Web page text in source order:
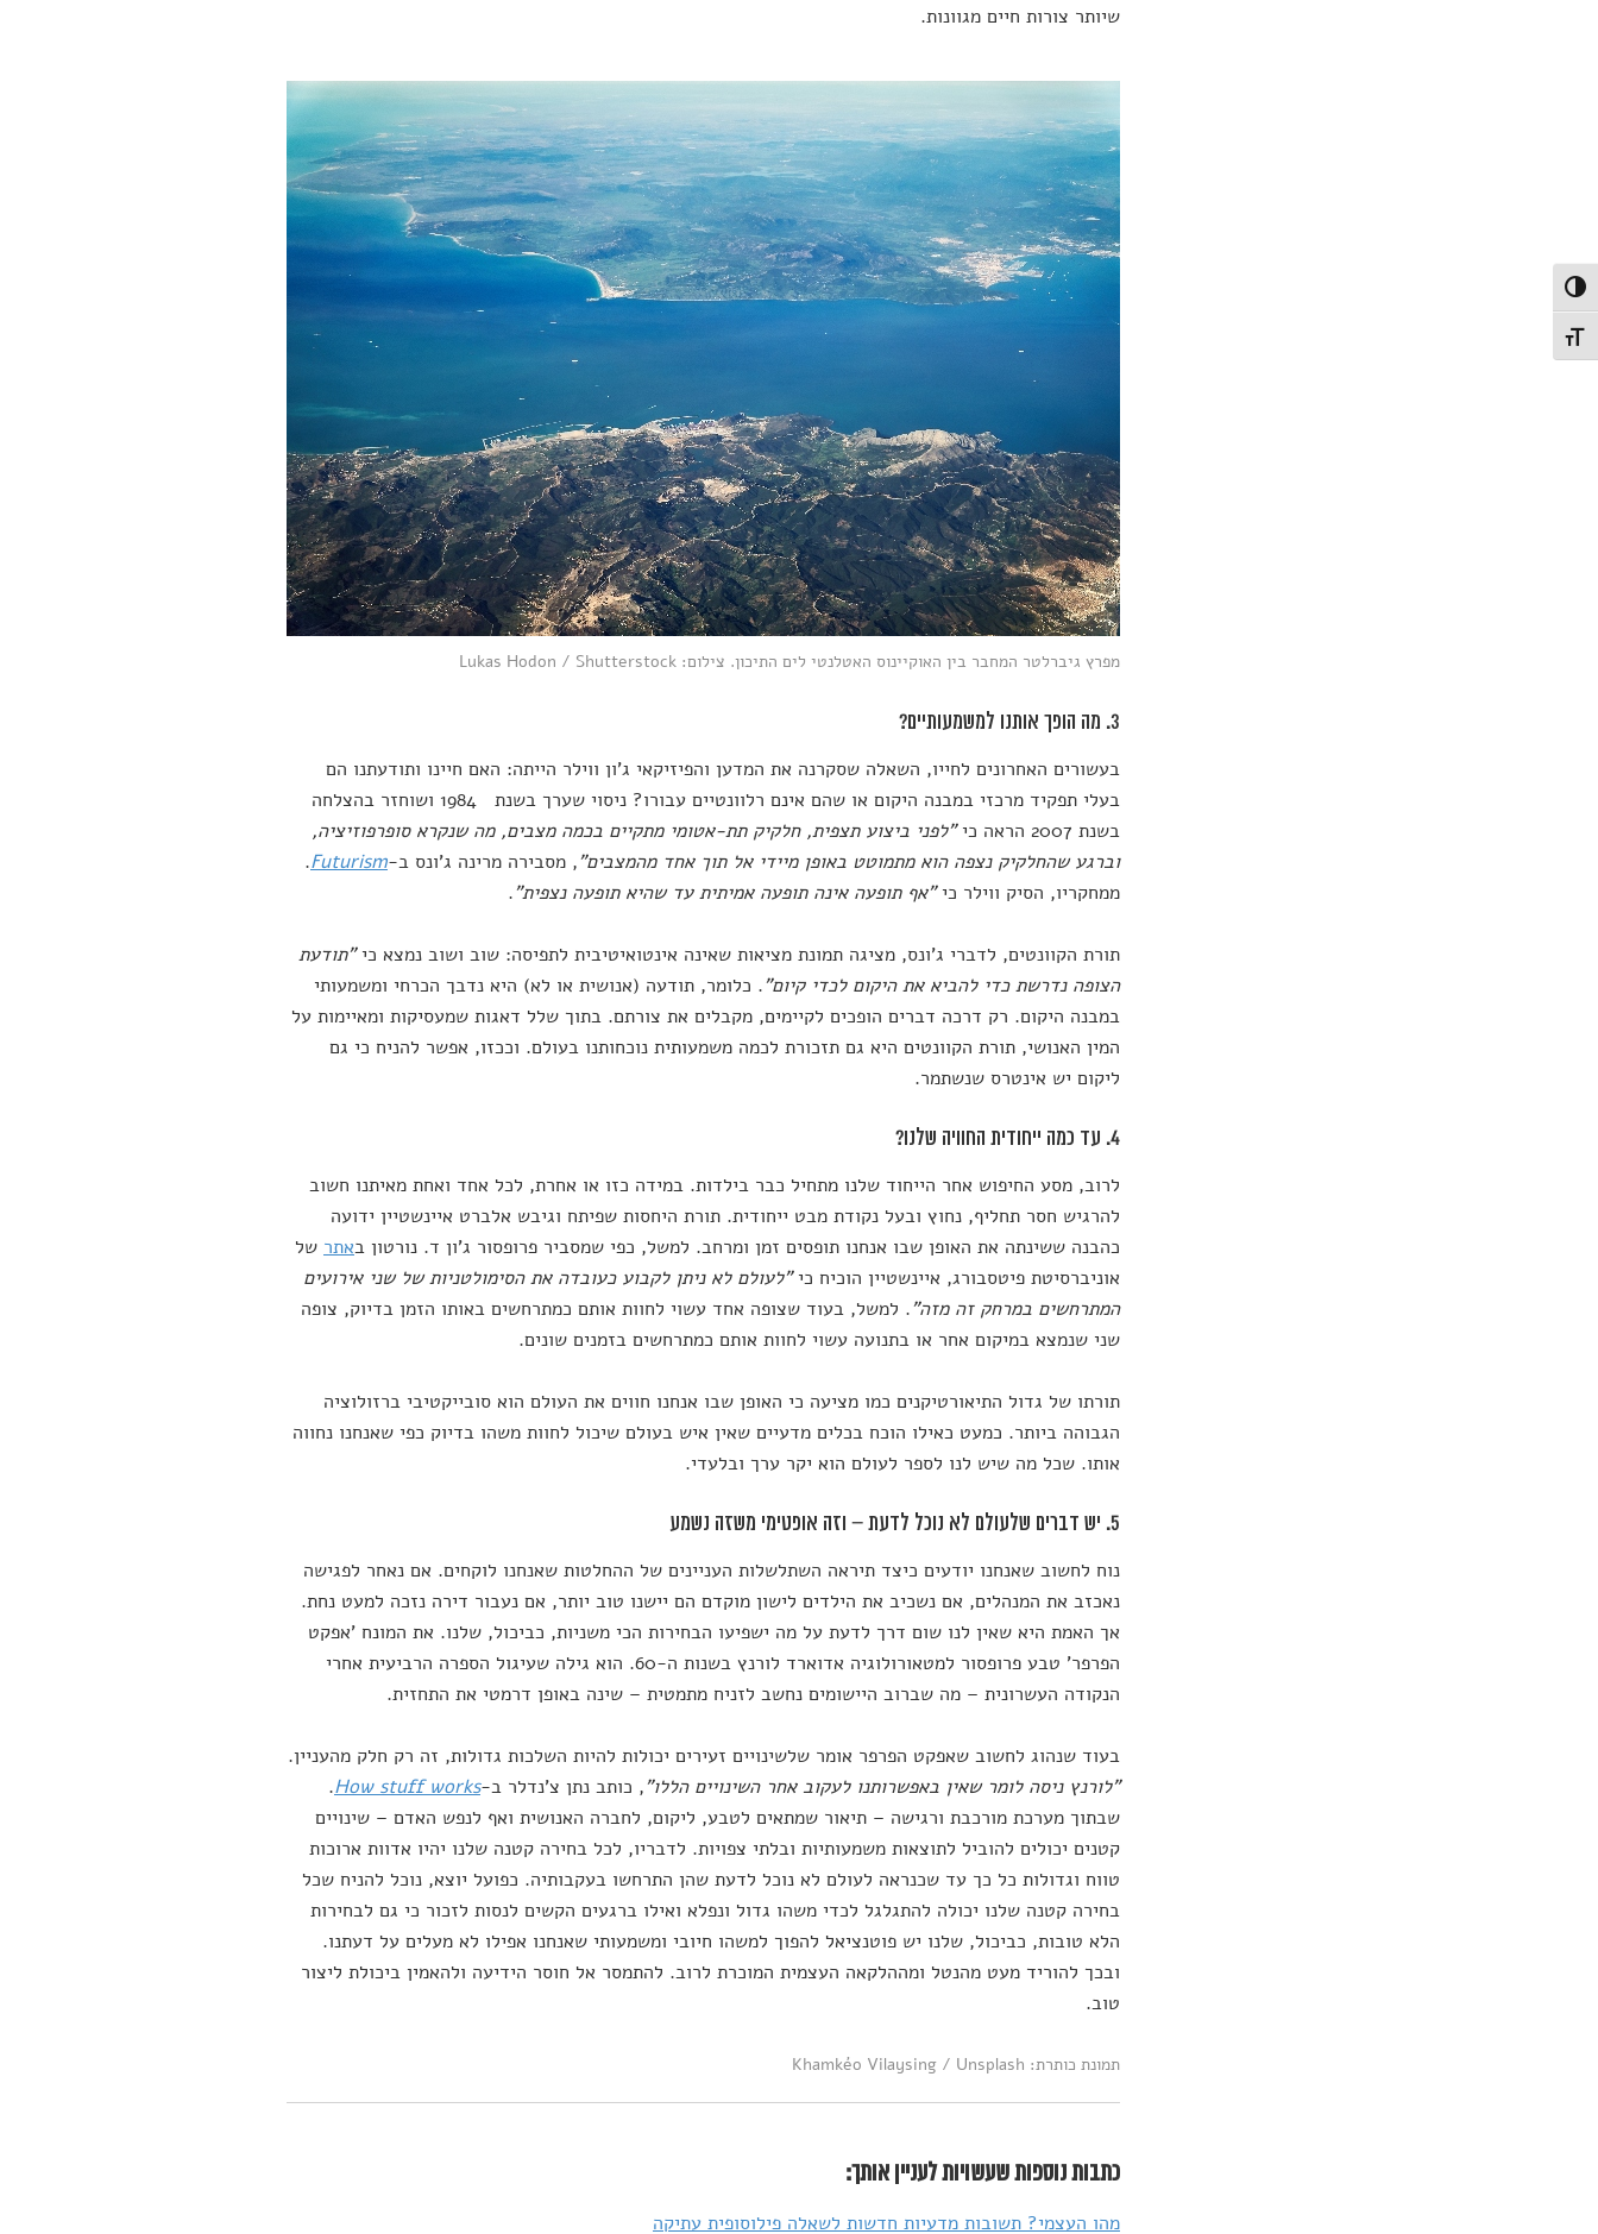
הפעל/כבה ניגודיות גבוהה
מתג גודל גופן
שיותר צורות חיים מגוונות.
מפרץ גיברלטר המחבר בין האוקיינוס האטלנטי לים התיכון. צילום: Lukas Hodon / Shutterstock
3. מה הופך אותנו למשמעותיים?
בעשורים האחרונים לחייו, השאלה שסקרנה את המדען והפיזיקאי ג'ון ווילר הייתה: האם חיינו ותודעתנו הם
בעלי תפקיד מרכזי במבנה היקום או שהם אינם רלוונטיים עבורו? ניסוי שערך בשנת 1984 ושוחזר בהצלחה
בשנת 2007 הראה כי
"לפני ביצוע תצפית, חלקיק תת-אטומי מתקיים בכמה מצבים, מה שנקרא סופרפוזיציה,
וברגע שהחלקיק נצפה הוא מתמוטט באופן מיידי אל תוך אחד מהמצבים", מסבירה מרינה ג'ונס ב-Futurism
.
ממחקריו, הסיק ווילר כי"אף תופעה אינה תופעה אמיתית עד שהיא תופעה נצפית".
תורת הקוונטים, לדברי ג'ונס, מציגה תמונת מציאות שאינה אינטואיטיבית לתפיסה: שוב ושוב נמצא כי"תודעת
הצופה נדרשת כדי להביא את היקום לכדי קיום". כלומר, תודעה (אנושית או לא) היא נדבך הכרחי ומשמעותי
במבנה היקום. רק דרכה דברים הופכים לקיימים, מקבלים את צורתם. בתוך שלל דאגות שמעסיקות ומאיימות על
המין האנושי, תורת הקוונטים היא גם תזכורת לכמה משמעותית נוכחותנו בעולם. וככזו, אפשר להניח כי גם
ליקום יש אינטרס שנשתמר.
4. עד כמה ייחודית החוויה שלנו?
לרוב, מסע החיפוש אחר הייחוד שלנו מתחיל כבר בילדות. במידה כזו או אחרת, לכל אחד ואחת מאיתנו חשוב
להרגיש חסר תחליף, נחוץ ובעל נקודת מבט ייחודית. תורת היחסות שפיתח וגיבש אלברט איינשטיין ידועה
כהבנה ששינתה את האופן שבו אנחנו תופסים זמן ומרחב. למשל, כפי שמסביר פרופסור ג'ון ד. נורטון באתר של
אוניברסיטת פיטסבורג, איינשטיין הוכיח כי"לעולם לא ניתן לקבוע כעובדה את הסימולטניות של שני אירועים
המתרחשים במרחק זה מזה". למשל, בעוד שצופה אחד עשוי לחוות אותם כמתרחשים באותו הזמן בדיוק, צופה
שני שנמצא במיקום אחר או בתנועה עשוי לחוות אותם כמתרחשים בזמנים שונים.
תורתו של גדול התיאורטיקנים כמו מציעה כי האופן שבו אנחנו חווים את העולם הוא סובייקטיבי ברזולוציה
הגבוהה ביותר. כמעט כאילו הוכח בכלים מדעיים שאין איש בעולם שיכול לחוות משהו בדיוק כפי שאנחנו נחווה
אותו. שכל מה שיש לנו לספר לעולם הוא יקר ערך ובלעדי.
5. יש דברים שלעולם לא נוכל לדעת – וזה אופטימי משזה נשמע
נוח לחשוב שאנחנו יודעים כיצד תיראה השתלשלות העניינים של ההחלטות שאנחנו לוקחים. אם נאחר לפגישה
נאכזב את המנהלים, אם נשכיב את הילדים לישון מוקדם הם יישנו טוב יותר, אם נעבור דירה נזכה למעט נחת.
אך האמת היא שאין לנו שום דרך לדעת על מה ישפיעו הבחירות הכי משניות, כביכול, שלנו. את המונח 'אפקט
הפרפר' טבע פרופסור למטאורולוגיה אדוארד לורנץ בשנות ה-60. הוא גילה שעיגול הספרה הרביעית אחרי
הנקודה העשרונית – מה שברוב היישומים נחשב לזניח מתמטית – שינה באופן דרמטי את התחזית.
בעוד שנהוג לחשוב שאפקט הפרפר אומר שלשינויים זעירים יכולות להיות השלכות גדולות, זה רק חלק מהעניין.
"לורנץ ניסה לומר שאין באפשרותנו לעקוב אחר השינויים הללו", כותב נתן צ'נדלר ב-How stuff works
.
שבתוך מערכת מורכבת ורגישה – תיאור שמתאים לטבע, ליקום, לחברה האנושית ואף לנפש האדם – שינויים
קטנים יכולים להוביל לתוצאות משמעותיות ובלתי צפויות. לדבריו, לכל בחירה קטנה שלנו יהיו אדוות ארוכות
טווח וגדולות כל כך עד שכנראה לעולם לא נוכל לדעת שהן התרחשו בעקבותיה. כפועל יוצא, נוכל להניח שכל
בחירה קטנה שלנו יכולה להתגלגל לכדי משהו גדול ונפלא ואילו ברגעים הקשים לנסות לזכור כי גם לבחירות
הלא טובות, כביכול, שלנו יש פוטנציאל להפוך למשהו חיובי ומשמעותי שאנחנו אפילו לא מעלים על דעתנו.
ובכך להוריד מעט מהנטל ומההלקאה העצמית המוכרת לרוב. להתמסר אל חוסר הידיעה ולהאמין ביכולת ליצור
טוב.
תמונת כותרת: Khamkéo Vilaysing / Unsplash
כתבות נוספות שעשויות לעניין אותך:
מהו העצמי? תשובות מדעיות חדשות לשאלה פילוסופית עתיקה